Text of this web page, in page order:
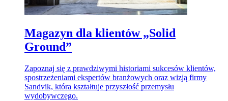
Magazyn dla klientów „Solid
Ground”
Zapoznaj się z prawdziwymi historiami sukcesów klientów,
spostrzeżeniami ekspertów branżowych oraz wizją firmy
Sandvik, która kształtuje przyszłość przemysłu
wydobywczego.